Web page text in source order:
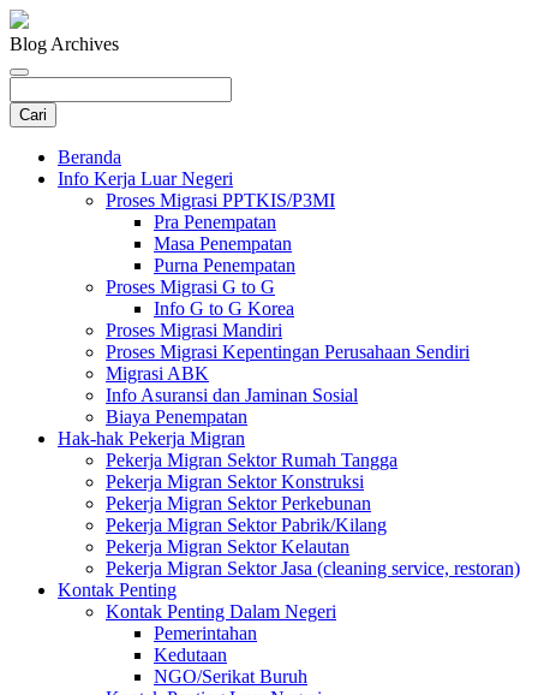
Blog Archives
Beranda
Info Kerja Luar Negeri
Proses Migrasi PPTKIS/P3MI
Pra Penempatan
Masa Penempatan
Purna Penempatan
Proses Migrasi G to G
Info G to G Korea
Proses Migrasi Mandiri
Proses Migrasi Kepentingan Perusahaan Sendiri
Migrasi ABK
Info Asuransi dan Jaminan Sosial
Biaya Penempatan
Hak-hak Pekerja Migran
Pekerja Migran Sektor Rumah Tangga
Pekerja Migran Sektor Konstruksi
Pekerja Migran Sektor Perkebunan
Pekerja Migran Sektor Pabrik/Kilang
Pekerja Migran Sektor Kelautan
Pekerja Migran Sektor Jasa (cleaning service, restoran)
Kontak Penting
Kontak Penting Dalam Negeri
Pemerintahan
Kedutaan
NGO/Serikat Buruh